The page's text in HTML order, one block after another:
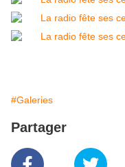
#Galeries
Partager